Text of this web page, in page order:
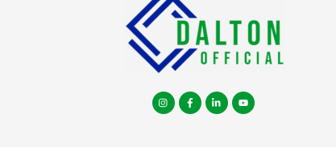
Instagramfacebook
tiktokyoutube